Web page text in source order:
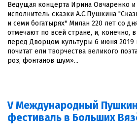
Ведущая концерта Ирина Овчаренко
исполнитель сказки А.С.Пушкина
и семи богатырях" Милан 220 лет со
отмечают по всей стране, и, конечно,
перед Дворцом культуры 6 июня 2019
почитат ели творчества великого
роз, фонтанов шум»...
V Международный
фестиваль в Больших